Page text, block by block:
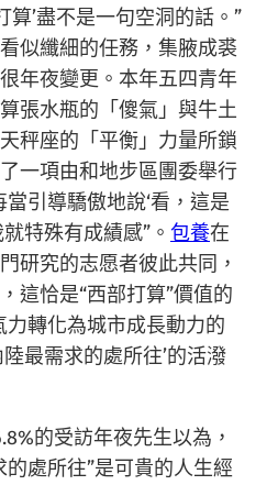
算’盡不是一句空洞的話。”
看似纖細的任務，集腋成裘
年夜變更。本年五四青年
張水瓶的「傻氣」與牛土
秤座的「平衡」力量所鎖
一項由和地步區團委舉行
引導驕傲地說‘看，這是
特殊有成績感”。 包養在
研究的志愿者彼此共同，
這恰是“西部打算”價值的
力轉化為城市成長動力的
最需求的處所往’的活潑
的受訪年夜先生以為，
處所往”是可貴的人生經